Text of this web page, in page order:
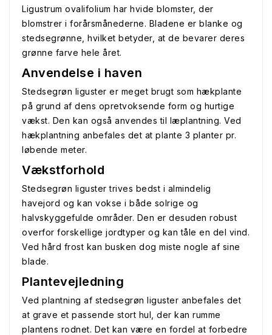
Ligustrum ovalifolium har hvide blomster, der
blomstrer i forårsmånederne. Bladene er blanke og
stedsegrønne, hvilket betyder, at de bevarer deres
grønne farve hele året.
Anvendelse i haven
Stedsegrøn liguster er meget brugt som hækplante
på grund af dens opretvoksende form og hurtige
vækst. Den kan også anvendes til læplantning. Ved
hækplantning anbefales det at plante 3 planter pr.
løbende meter.
Vækstforhold
Stedsegrøn liguster trives bedst i almindelig
havejord og kan vokse i både solrige og
halvskyggefulde områder. Den er desuden robust
overfor forskellige jordtyper og kan tåle en del vind.
Ved hård frost kan busken dog miste nogle af sine
blade.
Plantevejledning
Ved plantning af stedsegrøn liguster anbefales det
at grave et passende stort hul, der kan rumme
plantens rodnet. Det kan være en fordel at forbedre